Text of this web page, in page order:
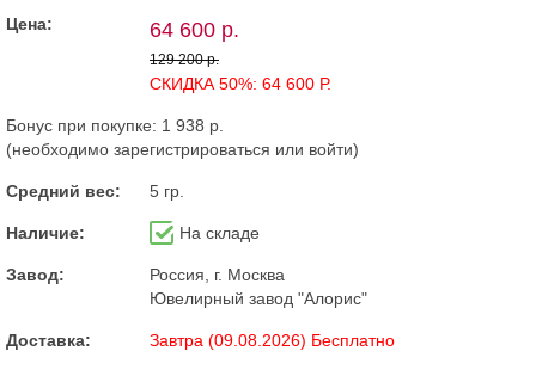
Цена: 64 600 р.
129 200 р.
СКИДКА 50%: 64 600 Р.
Бонус при покупке: 1 938 р.
(необходимо зарегистрироваться или войти)
Средний вес: 5 гр.
Наличие: На складе
Завод:
Россия, г. Москва
Ювелирный завод "Алорис"
Доставка: Завтра (09.08.2026) Бесплатно